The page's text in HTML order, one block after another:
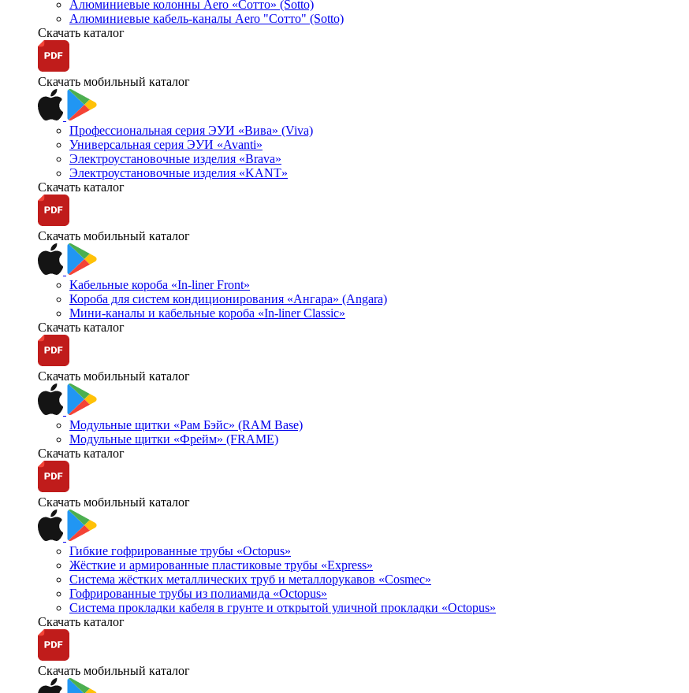
Алюминиевые колонны Aero «Сотто» (Sotto)
Алюминиевые кабель-каналы Aero "Сотто" (Sotto)
Скачать каталог
Скачать мобильный каталог
Профессиональная серия ЭУИ «Вива» (Viva)
Универсальная серия ЭУИ «Avanti»
Электроустановочные изделия «Brava»
Электроустановочные изделия «KANT»
Скачать каталог
Скачать мобильный каталог
Кабельные короба «In-liner Front»
Короба для систем кондиционирования «Ангара» (Angara)
Мини-каналы и кабельные короба «In-liner Classic»
Скачать каталог
Скачать мобильный каталог
Модульные щитки «Рам Бэйс» (RAM Base)
Модульные щитки «Фрейм» (FRAME)
Скачать каталог
Скачать мобильный каталог
Гибкие гофрированные трубы «Octopus»
Жёсткие и армированные пластиковые трубы «Express»
Система жёстких металлических труб и металлорукавов «Cosmec»
Гофрированные трубы из полиамида «Octopus»
Система прокладки кабеля в грунте и открытой уличной прокладки «Octopus»
Скачать каталог
Скачать мобильный каталог